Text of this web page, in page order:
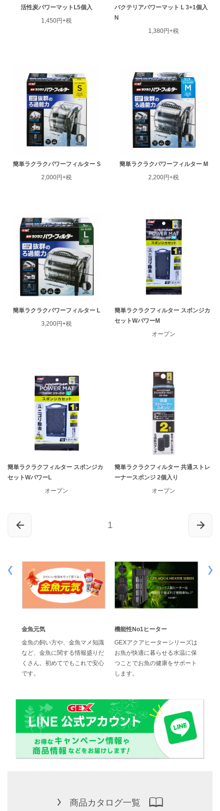
活性炭パワーマットL5個入
1,450円+税
バクテリアパワーマット L 3+1個入
N
1,380円+税
簡単ラクラクパワーフィルター S
2,000円+税
簡単ラクラクパワーフィルター M
2,200円+税
簡単ラクラクパワーフィルター L
3,200円+税
簡単ラクラクフィルター スポンジカ
セットWパワーM
オープン
簡単ラクラクフィルター スポンジカ
セットWパワーL
オープン
簡単ラクラクフィルター 共通ストレ
ーナースポンジ 2個入り
オープン
1
金魚元気
金魚の飼い方や、金魚マメ知識
など、金魚に関する情報盛りだ
くさん。初めてでもこれで安心
です。
機能性No1ヒーター
GEXアクアヒーターシリーズは
お魚が快適に暮らせる水温に保
つことでお魚の健康をサポート
します。
商品カタログ一覧